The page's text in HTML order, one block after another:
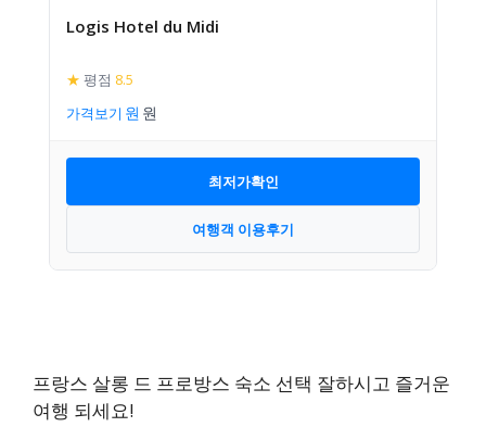
Logis Hotel du Midi
★ 평점 8.5
가격보기
최저가확인
여행객 이용후기
프랑스 살롱 드 프로방스 숙소 선택 잘하시고 즐거운
여행 되세요!